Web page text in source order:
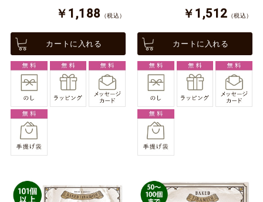
￥1,188 （税込）
カートに入れる
￥1,512 （税込）
カートに入れる